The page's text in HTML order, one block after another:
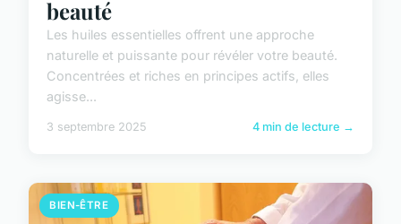
beauté
Les huiles essentielles offrent une approche
naturelle et puissante pour révéler votre beauté.
Concentrées et riches en principes actifs, elles
agisse...
3 septembre 2025 4 min de lecture →
BIEN-ÊTRE